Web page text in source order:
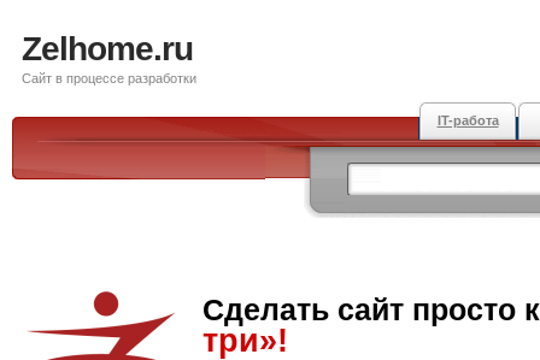
Zelhome.ru
Сайт в процессе разработки
IT-работа
Сделать сайт просто
три»!